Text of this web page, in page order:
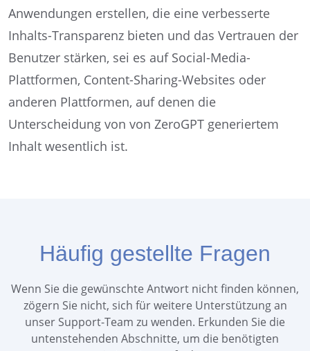
Anwendungen erstellen, die eine verbesserte
Inhalts-Transparenz bieten und das Vertrauen der
Benutzer stärken, sei es auf Social-Media-
Plattformen, Content-Sharing-Websites oder
anderen Plattformen, auf denen die
Unterscheidung von von ZeroGPT generiertem
Inhalt wesentlich ist.
Häufig gestellte Fragen
Wenn Sie die gewünschte Antwort nicht finden können,
zögern Sie nicht, sich für weitere Unterstützung an
unser Support-Team zu wenden. Erkunden Sie die
untenstehenden Abschnitte, um die benötigten